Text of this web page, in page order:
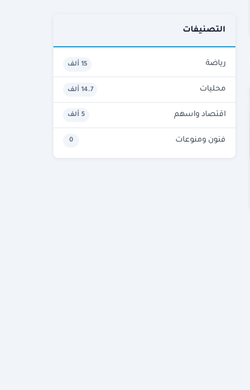
التصنيفات
رياضة 15 ألف
محليات 14.7 ألف
اقتصاد واسهم 5 ألف
فنون ومنوعات 0